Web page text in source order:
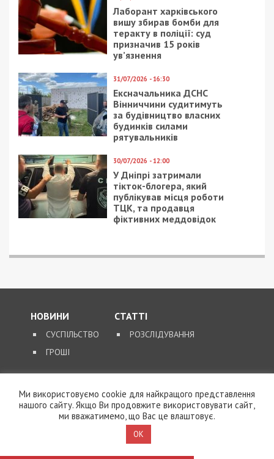
Лаборант харківського
вишу збирав бомби для
теракту в поліції: суд
призначив 15 років
ув’язнення
31/07/2026 - 16:30
Ексначальника ДСНС
Вінниччини судитимуть
за будівництво власних
будинків силами
рятувальників
30/07/2026 - 12:00
У Дніпрі затримали
тікток-блогера, який
публікував місця роботи
ТЦК, та продавця
фіктивних меддовідок
НОВИНИ
СУСПІЛЬСТВО
ГРОШІ
СТАТТІ
РОЗСЛІДУВАННЯ
КОНТАКТИ
Ми використовуємо cookie для найкращого представлення
нашого сайту. Якщо Ви продовжите використовувати сайт,
ми вважатимемо, що Вас це влаштовує.
OK